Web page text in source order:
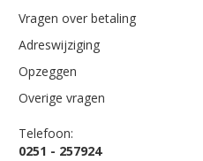
Vragen over betaling
Adreswijziging
Opzeggen
Overige vragen
Telefoon:
0251 - 257924